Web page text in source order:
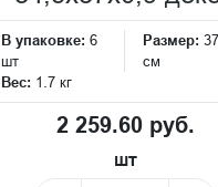
В упаковке: 6
шт
Размер:
см
Вес: 1.7 кг
2 259.60 руб.
шт